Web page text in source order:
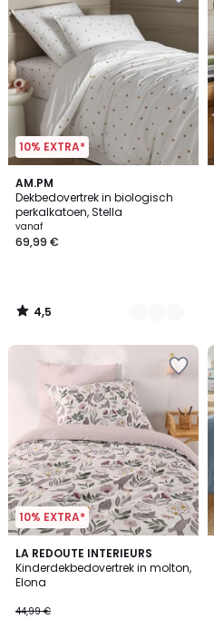
10% EXTRA*
AM.PM
Dekbedovertrek in biologisch
perkalkatoen, Stella
vanaf
69,99 €
4,5
/ 5
2
Kleuren
4,5
/
10% EXTRA*
LA REDOUTE INTERIEURS
Kinderdekbedovertrek in molton,
Elona
44,99 €
5
/
5